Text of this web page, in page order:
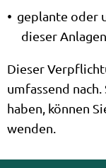
geplante oder
dieser Anlagen
Dieser
umfassend
haben, können
wenden.